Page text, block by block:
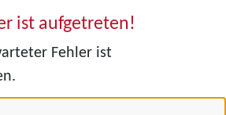
ist aufgetreten!
Fehler ist